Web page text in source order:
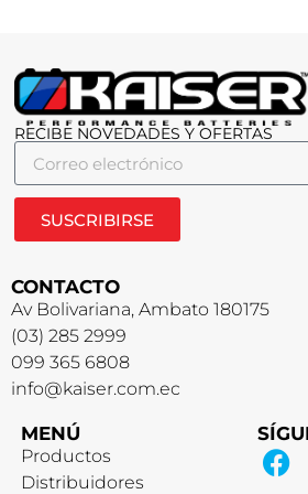
RECIBE NOVEDADES Y OFERTAS
SUSCRIBIRSE
CONTACTO
Av Bolivariana, Ambato 180175
(03) 285 2999
099 365 6808
info@kaiser.com.ec
MENÚ
Productos
Distribuidores